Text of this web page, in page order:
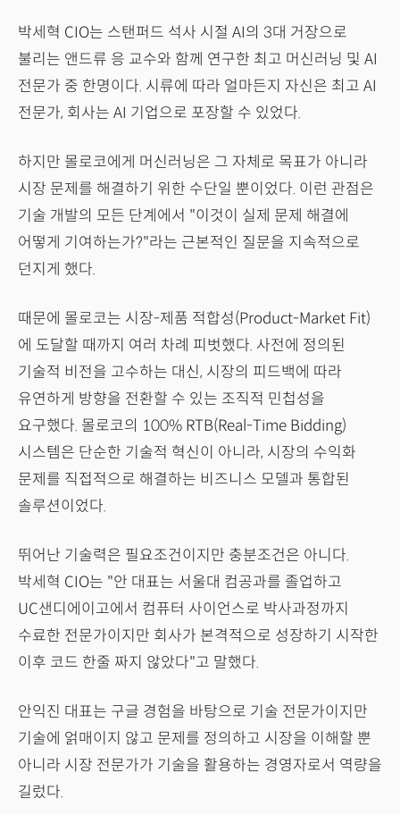
박세혁 CIO는 스탠퍼드 석사 시절 AI의 3대 거장으로
불리는 앤드류 응 교수와 함께 연구한 최고 머신러닝 및 AI
전문가 중 한명이다. 시류에 따라 얼마든지 자신은 최고 AI
전문가, 회사는 AI 기업으로 포장할 수 있었다.
하지만 몰로코에게 머신러닝은 그 자체로 목표가 아니라
시장 문제를 해결하기 위한 수단일 뿐이었다. 이런 관점은
기술 개발의 모든 단계에서 "이것이 실제 문제 해결에
어떻게 기여하는가?"라는 근본적인 질문을 지속적으로
던지게 했다.
때문에 몰로코는 시장-제품 적합성(Product-Market Fit)
에 도달할 때까지 여러 차례 피벗했다. 사전에 정의된
기술적 비전을 고수하는 대신, 시장의 피드백에 따라
유연하게 방향을 전환할 수 있는 조직적 민첩성을
요구했다. 몰로코의 100% RTB(Real-Time Bidding)
시스템은 단순한 기술적 혁신이 아니라, 시장의 수익화
문제를 직접적으로 해결하는 비즈니스 모델과 통합된
솔루션이었다.
뛰어난 기술력은 필요조건이지만 충분조건은 아니다.
박세혁 CIO는 "안 대표는 서울대 컴공과를 졸업하고
UC샌디에이고에서 컴퓨터 사이언스로 박사과정까지
수료한 전문가이지만 회사가 본격적으로 성장하기 시작한
이후 코드 한줄 짜지 않았다"고 말했다.
안익진 대표는 구글 경험을 바탕으로 기술 전문가이지만
기술에 얽매이지 않고 문제를 정의하고 시장을 이해할 뿐
아니라 시장 전문가가 기술을 활용하는 경영자로서 역량을
길렀다.